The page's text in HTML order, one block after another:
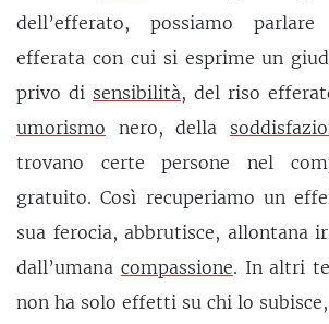
dell’efferato, possiamo
efferata con cui si esprime un
privo di sensibilità, del riso
umorismo nero, della
trovano certe persone nel
gratuito. Così recuperiamo un
sua ferocia, abbrutisce, allontana
dall’umana compassione. In altri
non ha solo effetti su chi lo